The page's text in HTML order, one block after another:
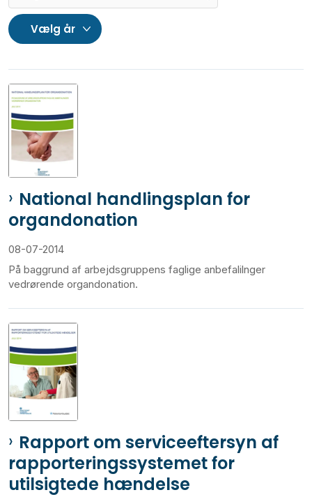
National handlingsplan for
organdonation
08-07-2014
På baggrund af arbejdsgruppens faglige anbefalilnger
vedrørende organdonation.
Rapport om serviceeftersyn af
rapporteringssystemet for
utilsigtede hændelse